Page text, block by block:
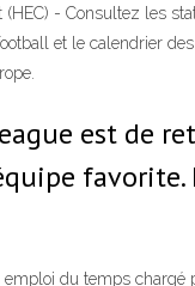
- Consultez les
et le calendrier
est de
favorite.
du temps